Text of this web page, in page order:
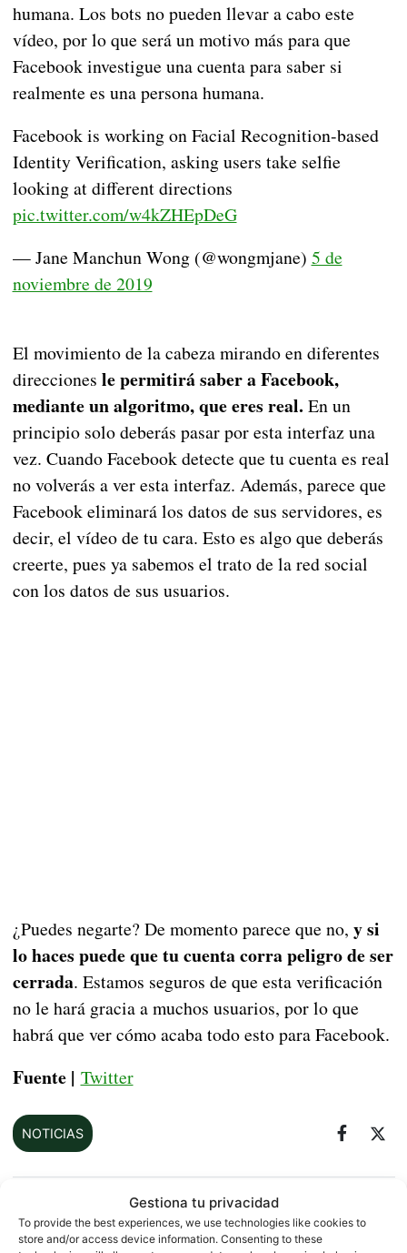
Gestiona tu privacidad
To provide the best experiences, we use technologies like cookies to
store and/or access device information. Consenting to these
humana. Los bots no pueden llevar a cabo este
vídeo, por lo que será un motivo más para que
Facebook investigue una cuenta para saber si
realmente es una persona humana.
Facebook is working on Facial Recognition-based
Identity Verification, asking users take selfie
looking at different directions
pic.twitter.com/w4kZHEpDeG
— Jane Manchun Wong (@wongmjane) 5 de
noviembre de 2019
El movimiento de la cabeza mirando en diferentes
direcciones le permitirá saber a Facebook,
mediante un algoritmo, que eres real. En un
principio solo deberás pasar por esta interfaz una
vez. Cuando Facebook detecte que tu cuenta es real
no volverás a ver esta interfaz. Además, parece que
Facebook eliminará los datos de sus servidores, es
decir, el vídeo de tu cara. Esto es algo que deberás
creerte, pues ya sabemos el trato de la red social
con los datos de sus usuarios.
¿Puedes negarte? De momento parece que no, y si
lo haces puede que tu cuenta corra peligro de ser
cerrada. Estamos seguros de que esta verificación
no le hará gracia a muchos usuarios, por lo que
habrá que ver cómo acaba todo esto para Facebook.
Fuente | Twitter
NOTICIAS
Sobre este autor